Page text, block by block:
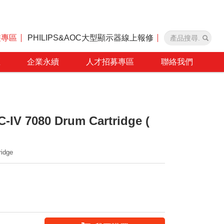
區 PHILIPS&AOC大型顯示器線上報修
企業永續 人才招募專區 聯絡我們
IV 7080 Drum Cartridge (